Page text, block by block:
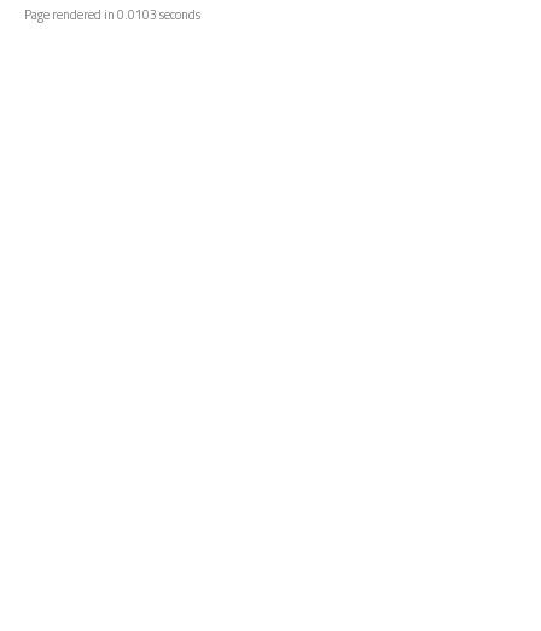
Page rendered in 0.0103 seconds